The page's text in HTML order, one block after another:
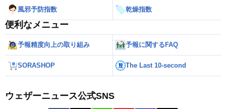
風邪予防指数 乾燥指数
便利なメニュー
予報精度向上の取り組み 予報に関するFAQ
SORASHOP The Last 10-second
ウェザーニュース公式SNS